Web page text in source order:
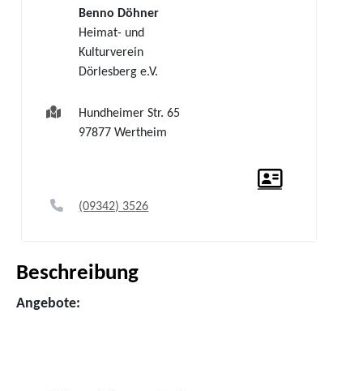
Benno Döhner
Heimat- und
Kulturverein
Dörlesberg e.V.
Hundheimer Str. 65
97877 Wertheim
(09342) 3526
Beschreibung
Angebote: